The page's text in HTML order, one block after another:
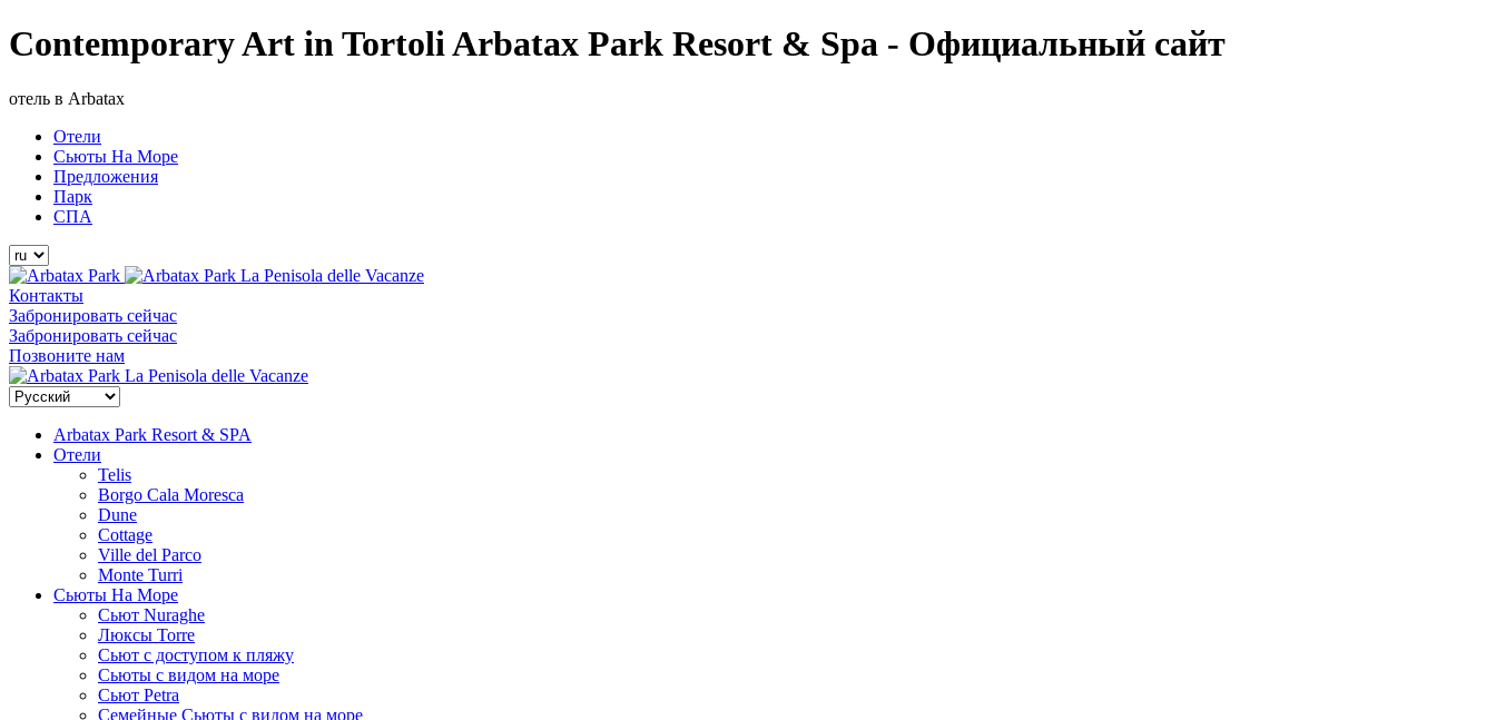
Contemporary Art in Tortoli Arbatax Park Resort & Spa - Официальный сайт
отель в Arbatax
Отели
Сьюты На Море
Предложения
Парк
СПА
La Penisola delle Vacanze
Контакты
Забронировать сейчас
Забронировать сейчас
Позвоните нам
La Penisola delle Vacanze
Arbatax Park Resort & SPA
Отели
Telis
Borgo Cala Moresca
Dune
Cottage
Ville del Parco
Monte Turri
Сьюты На Море
Сьют Nuraghe
Люксы Torre
Сьют с доступом к пляжу
Сьюты с видом на море
Сьют Petra
Семейные Сьюты с видом на море